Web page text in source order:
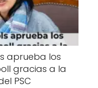
aprueba los
gracias a la
PSC